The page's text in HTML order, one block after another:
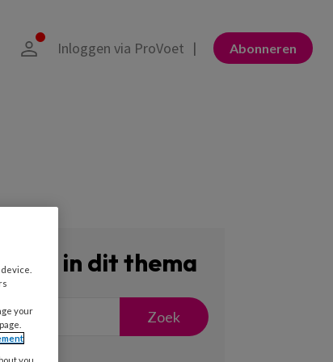
Abonneren
Inloggen via ProVoet
in dit thema
Zoek
your